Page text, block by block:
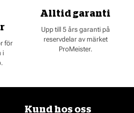
för
i
Alltid garanti
Upp till 5 års garanti på
reservdelar av märket
ProMeister.
Kund hos oss